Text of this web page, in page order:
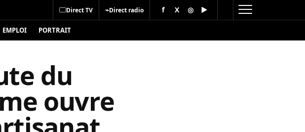
Direct TV ⌁Direct radio f X ◎ ▶
EMPLOI PORTRAIT
du
ouvre